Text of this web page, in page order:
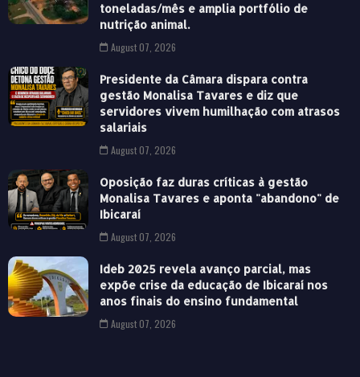
toneladas/mês e amplia portfólio de
nutrição animal.
August 07, 2026
Presidente da Câmara dispara contra
gestão Monalisa Tavares e diz que
servidores vivem humilhação com atrasos
salariais
August 07, 2026
Oposição faz duras críticas à gestão
Monalisa Tavares e aponta "abandono" de
Ibicaraí
August 07, 2026
Ideb 2025 revela avanço parcial, mas
expõe crise da educação de Ibicaraí nos
anos finais do ensino fundamental
August 07, 2026